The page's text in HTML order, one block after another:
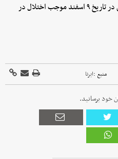
تجاوز آمریکا و رژیم صهیونیستی به ایران در تاریخ ۹ اسفند موجب اختلال در
منبع :ایرنا
خود برسانید.